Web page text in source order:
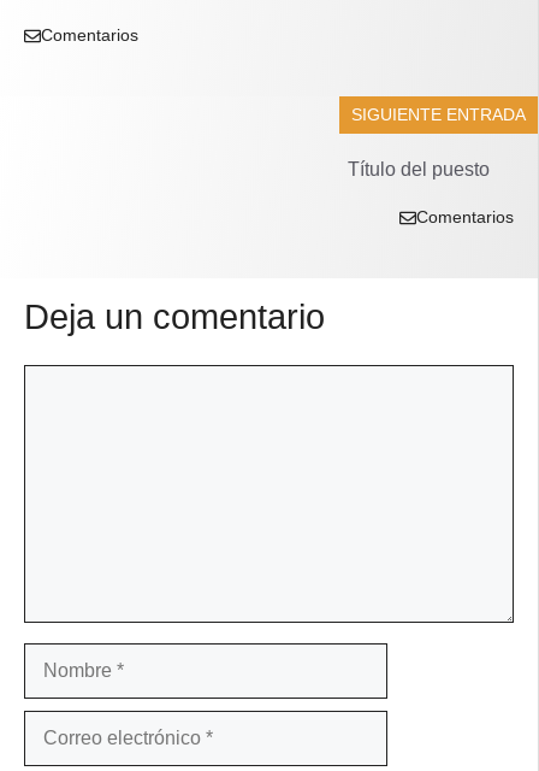
Comentarios
SIGUIENTE ENTRADA
Título del puesto
Comentarios
Deja un comentario